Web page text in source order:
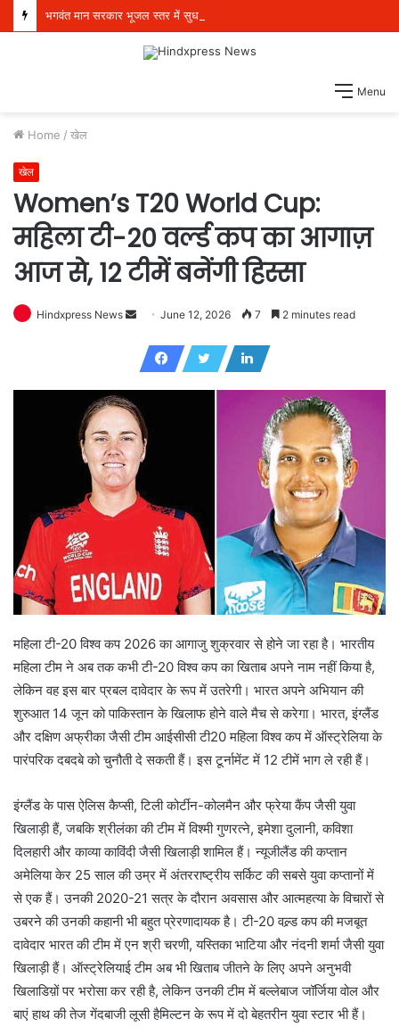
Menu
Home / खेल
खेल
Women’s T20 World Cup:
महिला टी-20 वर्ल्ड कप का आगाज़
आज से, 12 टीमें बनेंगी हिस्सा
Hindxpress News
n
e
m
June 12, 2026 7 2 minutes read
महिला टी-20 विश्व कप 2026 का आगाजु शुक्रवार से होने जा रहा है। भारतीय
महिला टीम ने अब तक कभी टी-20 विश्व कप का खिताब अपने नाम नहीं किया है,
लेकिन वह इस बार प्रबल दावेदार के रूप में उतरेगी। भारत अपने अभियान की
शुरुआत 14 जून को पाकिस्तान के खिलाफ होने वाले मैच से करेगा। भारत, इंग्लैंड
और दक्षिण अफ्रीका जैसी टीम आईसीसी टी20 महिला विश्व कप में ऑस्ट्रेलिया के
पारंपरिक दबदबे को चुनौती दे सकती हैं। इस टूर्नामेंट में 12 टीमें भाग ले रही हैं।
इंग्लैंड के पास ऐलिस कैप्सी, टिली कोर्टीन-कोलमैन और फ्रेया कैंप जैसी युवा
खिलाड़ी हैं, जबकि श्रीलंका की टीम में विश्मी गुणरत्ने, इमेशा दुलानी, कविशा
दिलहारी और काव्या काविंदी जैसी खिलाड़ी शामिल हैं। न्यूजीलैंड की कप्तान
अमेलिया केर 25 साल की उम्र में अंतरराष्ट्रीय सर्किट की सबसे युवा कप्तानों में
से एक हैं। उनकी 2020-21 सत्र के दौरान अवसास और आत्महत्या के विचारों से
उबरने की उनकी कहानी भी बहुत प्रेरणादायक है। टी-20 वल्र्ड कप की मजबूत
दावेदार भारत की टीम में एन श्री चरणी, यस्तिका भाटिया और नंदनी शर्मा जैसी युवा
खिलाड़ी हैं। ऑस्ट्रेलियाई टीम अब भी खिताब जीतने के लिए अपने अनुभवी
खिलाडिय़ों पर भरोसा कर रही है, लेकिन उनकी टीम में बल्लेबाज जॉर्जिया वोल और
बाएं हाथ की तेज गेंदबाजी लूसी हैमिल्टन के रूप में दो बेहतरीन युवा स्टार भी हैं।